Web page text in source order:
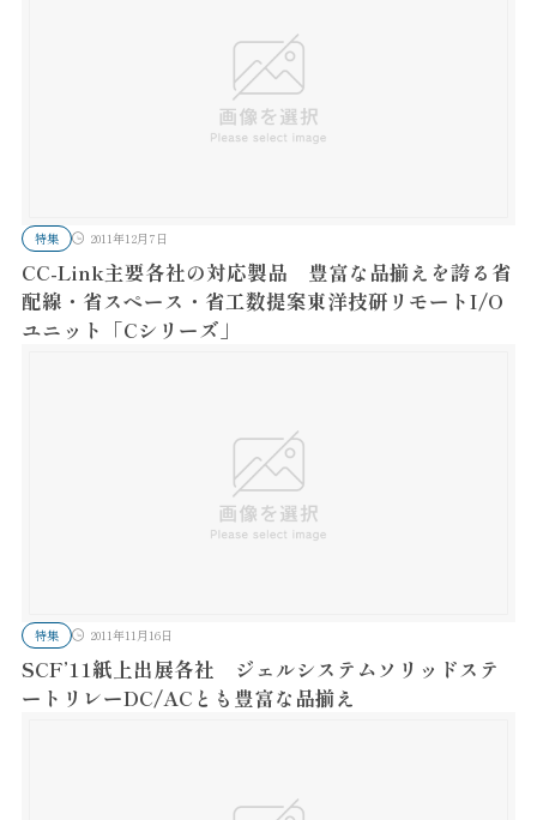
特集 2011年12月7日
CC-Link主要各社の対応製品 豊富な品揃えを誇る省
配線・省スペース・省工数提案東洋技研リモートI/O
ユニット「Cシリーズ」
特集 2011年11月16日
SCF’11紙上出展各社 ジェルシステムソリッドステ
ートリレーDC/ACとも豊富な品揃え